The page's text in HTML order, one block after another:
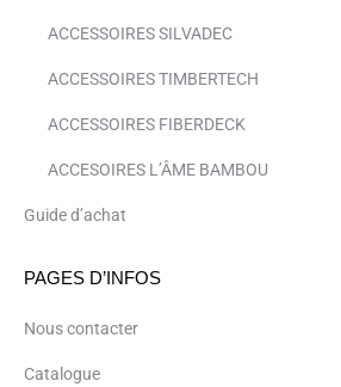
ACCESSOIRES SILVADEC
ACCESSOIRES TIMBERTECH
ACCESSOIRES FIBERDECK
ACCESOIRES L’ÂME BAMBOU
Guide d’achat
PAGES D’INFOS
Nous contacter
Catalogue